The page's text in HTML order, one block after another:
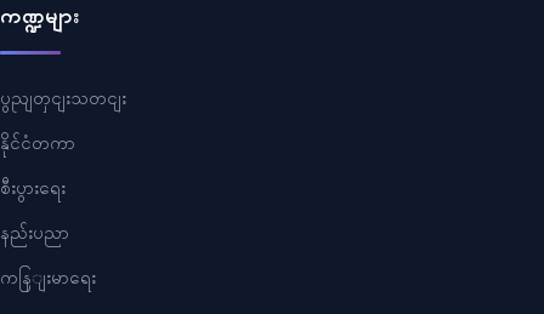
ကဏ္ဍများ
ပွညျတှငျးသတငျး
နိုင်ငံတကာ
စီးပွားရေး
နည်းပညာ
ကနြျးမာရေး